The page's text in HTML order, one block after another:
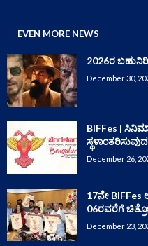
EVEN MORE NEWS
2026ರ
December 30,
BIFFes |
December 26,
17ನೇ
06ರವರೆಗೆ
December 23,